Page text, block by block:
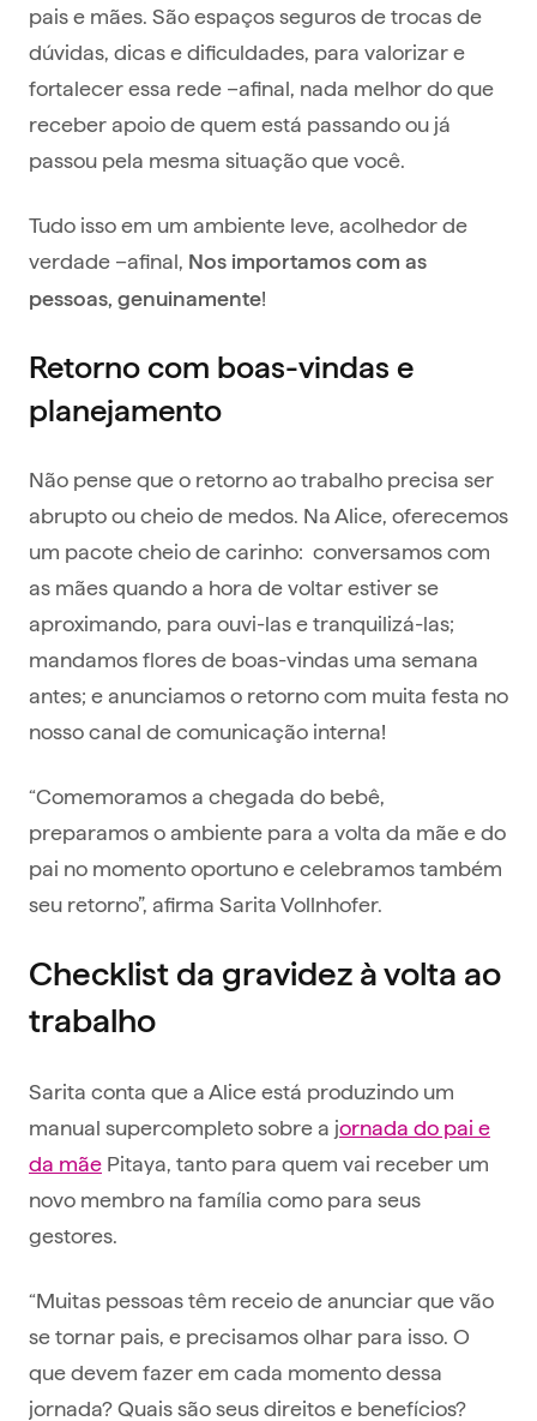
pais e mães. São espaços seguros de trocas de
dúvidas, dicas e dificuldades, para valorizar e
fortalecer essa rede –afinal, nada melhor do que
receber apoio de quem está passando ou já
passou pela mesma situação que você.
Tudo isso em um ambiente leve, acolhedor de
verdade –afinal, Nos importamos com as
pessoas, genuinamente!
Retorno com boas-vindas e
planejamento
Não pense que o retorno ao trabalho precisa ser
abrupto ou cheio de medos. Na Alice, oferecemos
um pacote cheio de carinho: conversamos com
as mães quando a hora de voltar estiver se
aproximando, para ouvi-las e tranquilizá-las;
mandamos flores de boas-vindas uma semana
antes; e anunciamos o retorno com muita festa no
nosso canal de comunicação interna!
“Comemoramos a chegada do bebê,
preparamos o ambiente para a volta da mãe e do
pai no momento oportuno e celebramos também
seu retorno”, afirma Sarita Vollnhofer.
Checklist da gravidez à volta ao
trabalho
Sarita conta que a Alice está produzindo um
manual supercompleto sobre a jornada do pai e
da mãe Pitaya, tanto para quem vai receber um
novo membro na família como para seus
gestores.
“Muitas pessoas têm receio de anunciar que vão
se tornar pais, e precisamos olhar para isso. O
que devem fazer em cada momento dessa
jornada? Quais são seus direitos e benefícios?